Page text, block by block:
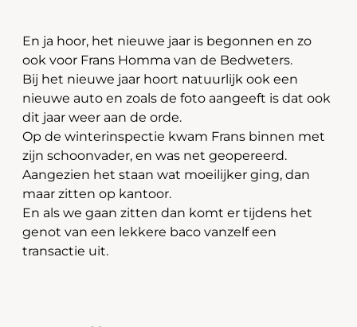
En ja hoor, het nieuwe jaar is begonnen en zo
ook voor Frans Homma van de Bedweters.
Bij het nieuwe jaar hoort natuurlijk ook een
nieuwe auto en zoals de foto aangeeft is dat ook
dit jaar weer aan de orde.
Op de winterinspectie kwam Frans binnen met
zijn schoonvader, en was net geopereerd.
Aangezien het staan wat moeilijker ging, dan
maar zitten op kantoor.
En als we gaan zitten dan komt er tijdens het
genot van een lekkere baco vanzelf een
transactie uit.